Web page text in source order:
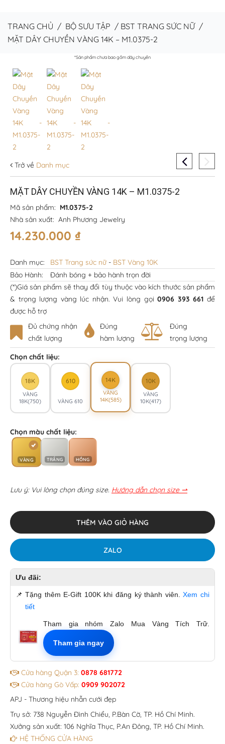
TRANG CHỦ / BỘ SƯU TẬP / BST TRANG SỨC NỮ/
MẶT DÂY CHUYỀN VÀNG 14K – M1.0375-2
*Sản phẩm chưa bao gồm dây chuyền
Trở về Danh mục
MẶT DÂY CHUYỀN VÀNG 14K – M1.0375-2
Mã sản phẩm: M1.0375-2
Nhà sản xuất: Anh Phương Jewelry
14.230.000 ₫
Danh mục: BST Trang sức nữ- BST Vàng 10K
Bảo Hành:
Đánh bóng + bảo hành trọn đời
(*)Giá sản phẩm sẽ thay đổi tùy thuộc vào kích thước sản phẩm
& trọng lượng vàng lúc nhận. Vui lòng gọi0906 393 661 để
được hỗ trợ
Đủ chứng nhận
chất lượng
Đúng
hàm lượng
Đúng
trọng lượng
Chọn chất liệu:
18K
VÀNG
18K(750)
610
VÀNG 610
14K
VÀNG
14K(585)
10K
VÀNG
10K(417)
Chọn màu chất liệu:
VÀNG TRẮNG HỒNG
Lưu ý: Vui lòng chọn đúng size. Hướng dẫn chọn size ⇀
THÊM VÀO GIỎ HÀNG
ZALO
Ưu đãi:
📌 Tặng thêm E-Gift 100K khi đăng ký thành viên.Xem chi
tiết
Tham gia nhóm Zalo Mua Vàng Tích Trữ.
Tham gia ngay
Cửa hàng Quận 3: 0878 681772
Cửa hàng Gò Vấp: 0909 902072
APJ - Thương hiệu nhẫn cưới đẹp
Trụ sở: 738 Nguyễn Đình Chiểu, P.Bàn Cờ, TP. Hồ Chí Minh.
Xưởng sản xuất: 106 Nghĩa Thục, P.An Đông, TP. Hồ Chí Minh.
HỆ THỐNG CỬA HÀNG